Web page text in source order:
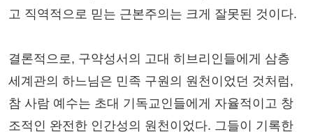
고 직역적으로 믿는 근본주의는 크게 잘못된 것이다.
결론적으로, 구약성서의 고대 히브리인들에게 삼층
세계관의 하느님은 민족 구원의 원천이었던 것처럼,
참 사람 예수는 초대 기독교인들에게 자율적이고 창
조적인 완전한 인간성의 원천이었다. 그들이 기록한